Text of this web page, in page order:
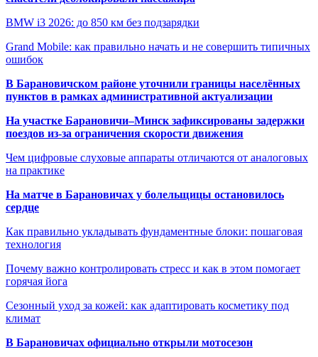
BMW i3 2026: до 850 км без подзарядки
Grand Mobile: как правильно начать и не совершить типичных
ошибок
В Барановичском районе уточнили границы населённых
пунктов в рамках административной актуализации
На участке Барановичи–Минск зафиксированы задержки
поездов из-за ограничения скорости движения
Чем цифровые слуховые аппараты отличаются от аналоговых
на практике
На матче в Барановичах у болельщицы остановилось
сердце
Как правильно укладывать фундаментные блоки: пошаговая
технология
Почему важно контролировать стресс и как в этом помогает
горячая йога
Сезонный уход за кожей: как адаптировать косметику под
климат
В Барановичах официально открыли мотосезон